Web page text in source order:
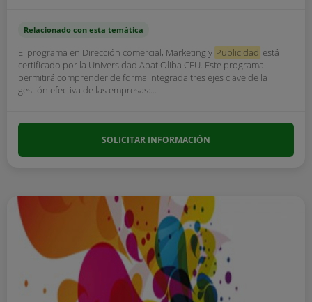
Relacionado con esta temática
El programa en Dirección comercial, Marketing y Publicidad está
certificado por la Universidad Abat Oliba CEU. Este programa
permitirá comprender de forma integrada tres ejes clave de la
gestión efectiva de las empresas:...
SOLICITAR INFORMACIÓN